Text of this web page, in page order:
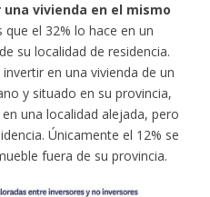
vivienda en el mismo
que el 32% lo hace en un
su localidad de residencia.
en una vivienda de un
y situado en su provincia,
una localidad alejada, pero
Únicamente el 12% se
fuera de su provincia.